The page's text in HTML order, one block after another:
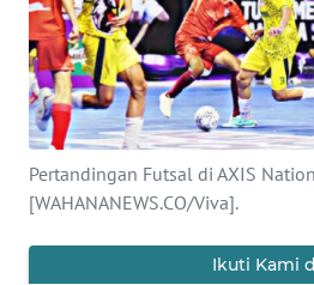
Pertandingan Futsal di AXIS
[WAHANANEWS.CO/Viva].
Ikuti Kami
KESEHATAN
INTERNASIONAL
SERBA-SERBI